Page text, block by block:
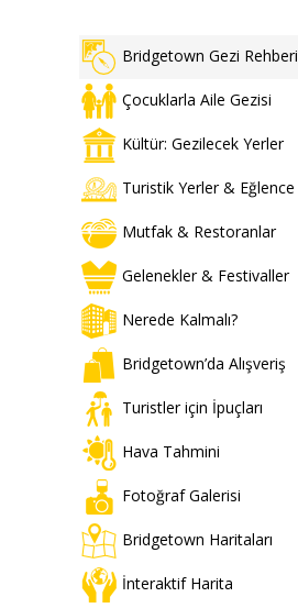
Bridgetown Gezi Rehberi
Çocuklarla Aile Gezisi
Kültür: Gezilecek Yerler
Turistik Yerler & Eğlence
Mutfak & Restoranlar
Gelenekler & Festivaller
Nerede Kalmalı?
Bridgetown’da Alışveriş
Turistler için İpuçları
Hava Tahmini
Fotoğraf Galerisi
Bridgetown Haritaları
İnteraktif Harita